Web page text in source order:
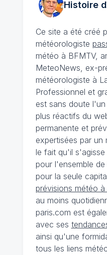
Histoire
Ce site a été créé
météorologiste
météo à BFMTV,
MeteoNews, ex-
météorologiste à
Professionnel et
est sans doute
plus réactifs du
permanente et
expertisées par un
le fait qu'il
pour l'ensemble
pour la seule
prévisions météo à
au moins
paris.com est
avec ses
ainsi qu'une
tous les liens